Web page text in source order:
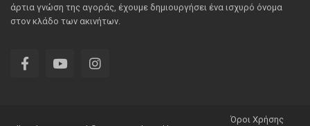
άρτια γνώση της αγοράς, έχουμε δημιουργήσει ένα ισχυρό όνομα
στον κλάδο των ακινήτων.
Όροι Χρήσης